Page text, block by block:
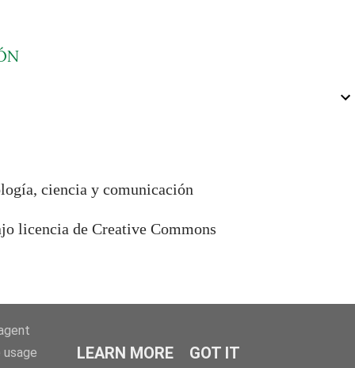
ciencia y comunicación
licencia de Creative Commons
LEARN MORE GOT IT